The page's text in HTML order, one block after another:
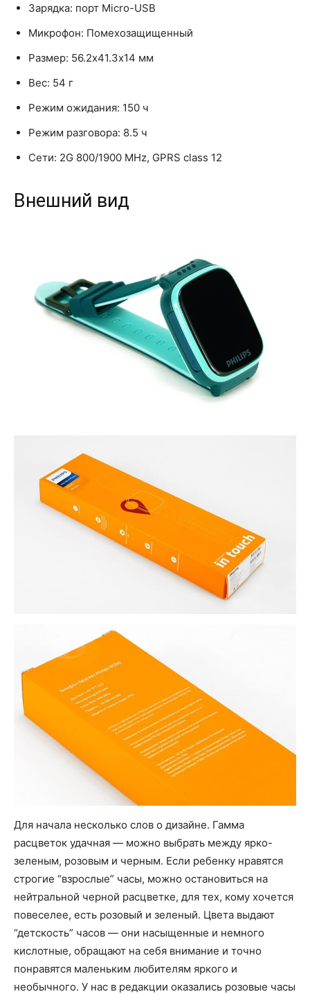
Зарядка: порт Micro-USB
Микрофон: Помехозащищенный
Размер: 56.2х41.3х14 мм
Вес: 54 г
Режим ожидания: 150 ч
Режим разговора: 8.5 ч
Сети: 2G 800/1900 MHz, GPRS class 12
Внешний вид
Для начала несколько слов о дизайне. Гамма
расцветок удачная — можно выбрать между ярко-
зеленым, розовым и черным. Если ребенку нравятся
строгие “взрослые” часы, можно остановиться на
нейтральной черной расцветке, для тех, кому хочется
повеселее, есть розовый и зеленый. Цвета выдают
“детскость” часов — они насыщенные и немного
кислотные, обращают на себя внимание и точно
понравятся маленьким любителям яркого и
необычного. У нас в редакции оказались розовые часы